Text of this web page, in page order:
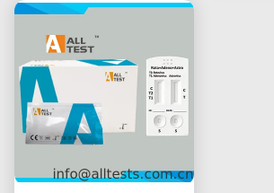
و تفسیر بصری آسان